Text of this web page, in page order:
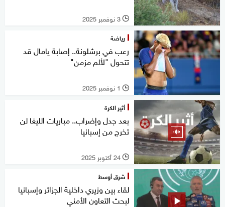
l 3 نوفمبر 2025
رياضة
رعب في برشلونة.. إصابة يامال قد
تتحول "لألم مزمن"
l 1 نوفمبر 2025
أثير الكرة
بعد جدل وإضراب.. مباريات الليغا لن
تخرج من إسبانيا
l 24 أكتوبر 2025
شرق أوسط
لقاء بين وزيري داخلية الجزائر وإسبانيا
لبحث التعاون الأمني